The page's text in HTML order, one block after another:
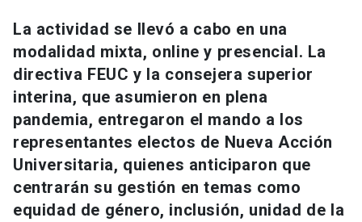
Información para keyboard_arrow_down
Futuros estudiantes
Estudiantes
Académicos
Personal
Go to english site launch
ACCESOS DIRECTOS
Admisión launch
La actividad se llevó a cabo en una
modalidad mixta, online y presencial. La
directiva FEUC y la consejera superior
interina, que asumieron en plena
pandemia, entregaron el mando a los
representantes electos de Nueva Acción
Universitaria, quienes anticiparon que
centrarán su gestión en temas como
equidad de género, inclusión, unidad de la